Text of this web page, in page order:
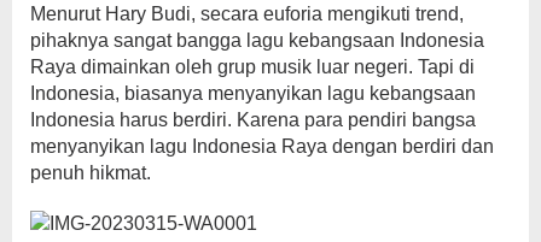
Menurut Hary Budi, secara euforia mengikuti trend,
pihaknya sangat bangga lagu kebangsaan Indonesia
Raya dimainkan oleh grup musik luar negeri. Tapi di
Indonesia, biasanya menyanyikan lagu kebangsaan
Indonesia harus berdiri. Karena para pendiri bangsa
menyanyikan lagu Indonesia Raya dengan berdiri dan
penuh hikmat.